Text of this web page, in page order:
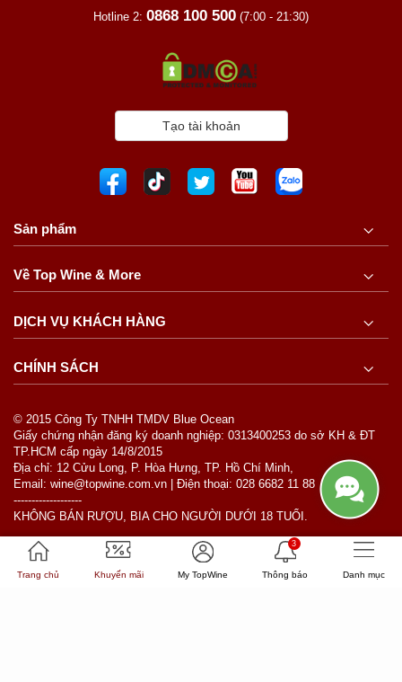
Trang chủ Khuyến mãi My TopWine
3
Thông báo Danh mục
Sản phẩm
Về Top Wine & More
DỊCH VỤ KHÁCH HÀNG
CHÍNH SÁCH
Hotline 2: 0868 100 500 (7:00 - 21:30)
Tạo tài khoản
© 2015 Công Ty TNHH TMDV Blue Ocean
Giấy chứng nhận đăng ký doanh nghiệp: 0313400253 do sở KH & ĐT
TP.HCM cấp ngày 14/8/2015
Địa chỉ: 12 Cửu Long, P. Hòa Hưng, TP. Hồ Chí Minh,
Email: wine@topwine.com.vn | Điện thoại: 028 6682 11 88
-------------------
KHÔNG BÁN RƯỢU, BIA CHO NGƯỜI DƯỚI 18 TUỔI.
Phương thức thanh toán